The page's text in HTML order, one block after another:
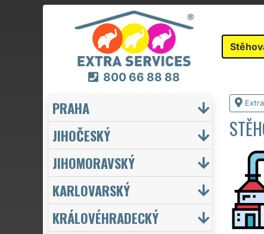
800 66 88 88
PRAHA
JIHOČESKÝ
JIHOMORAVSKÝ
KARLOVARSKÝ
KRÁLOVÉHRADECKÝ